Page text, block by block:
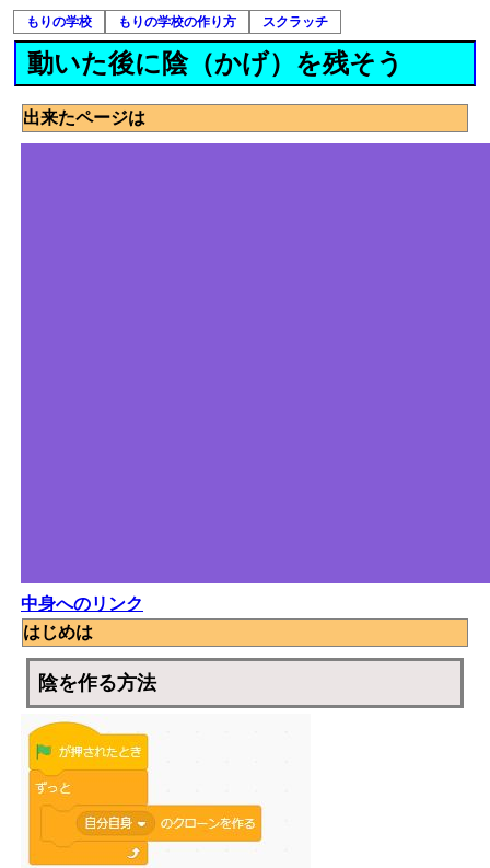
もりの学校 もりの学校の作り方 スクラッチ
動いた後に陰（かげ）を残そう
出来たページは
中身へのリンク
はじめは
陰を作る方法